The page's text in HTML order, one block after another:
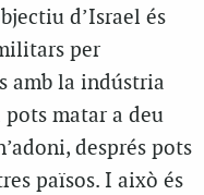
d’Israel és
per
amb la indústria
matar a deu
després pots
països. I això és